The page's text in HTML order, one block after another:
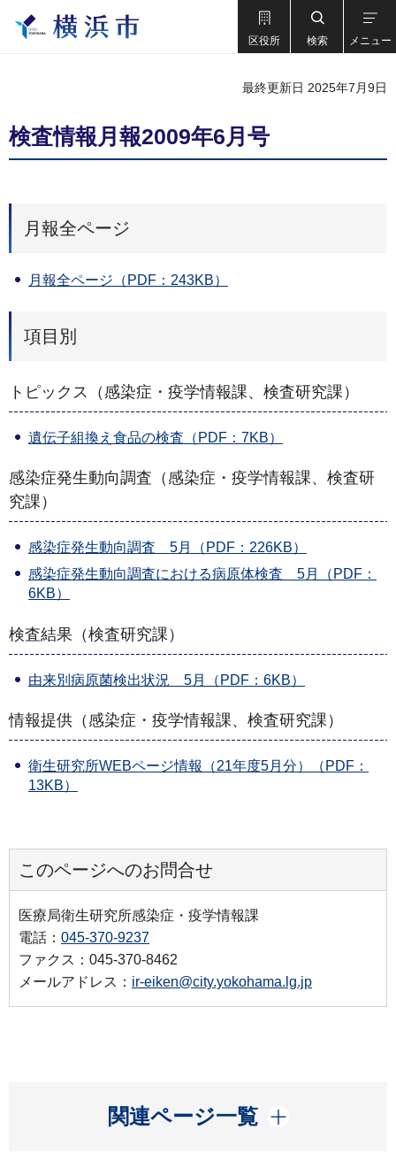
区役所 検索 メニュー
最終更新日 2025年7月9日
検査情報月報2009年6月号
月報全ページ
月報全ページ（PDF：243KB）
項目別
トピックス（感染症・疫学情報課、検査研究課）
遺伝子組換え食品の検査（PDF：7KB）
感染症発生動向調査（感染症・疫学情報課、検査研
究課）
感染症発生動向調査 5月（PDF：226KB）
感染症発生動向調査における病原体検査 5月（PDF：
6KB）
検査結果（検査研究課）
由来別病原菌検出状況 5月（PDF：6KB）
情報提供（感染症・疫学情報課、検査研究課）
衛生研究所WEBページ情報（21年度5月分）（PDF：
13KB）
このページへのお問合せ
医療局衛生研究所感染症・疫学情報課
電話： 045-370-9237
ファクス：045-370-8462
メールアドレス： ir-eiken@city.yokohama.lg.jp
関連ページ一覧
開く